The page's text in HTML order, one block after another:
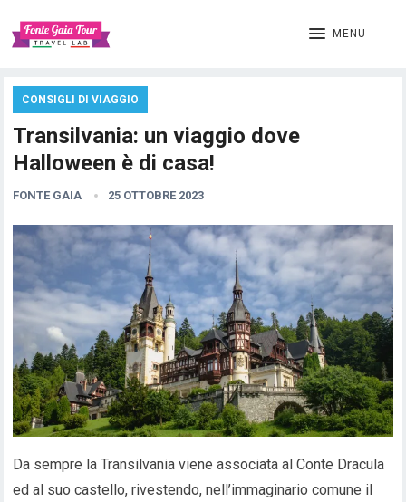
MENU
CONSIGLI DI VIAGGIO
Transilvania: un viaggio dove
Halloween è di casa!
FONTE GAIA 25 OTTOBRE 2023
Da sempre la Transilvania viene associata al Conte Dracula
ed al suo castello, rivestendo, nell’immaginario comune il